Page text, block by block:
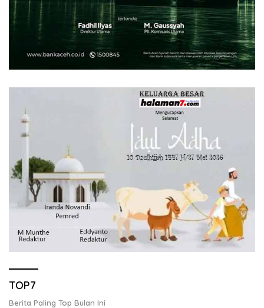
TOP7
Berita Paling Top Bulan Ini